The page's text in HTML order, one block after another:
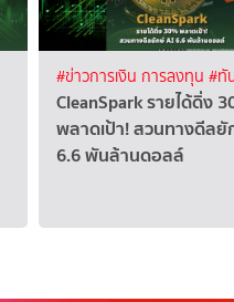
#ข่าวการเงิน การลงทุน #ทั
CleanSpark รายได้ดิ่ง
พลาดเป้า! สวนทางดีลยั
6.6 พันล้านดอลล์